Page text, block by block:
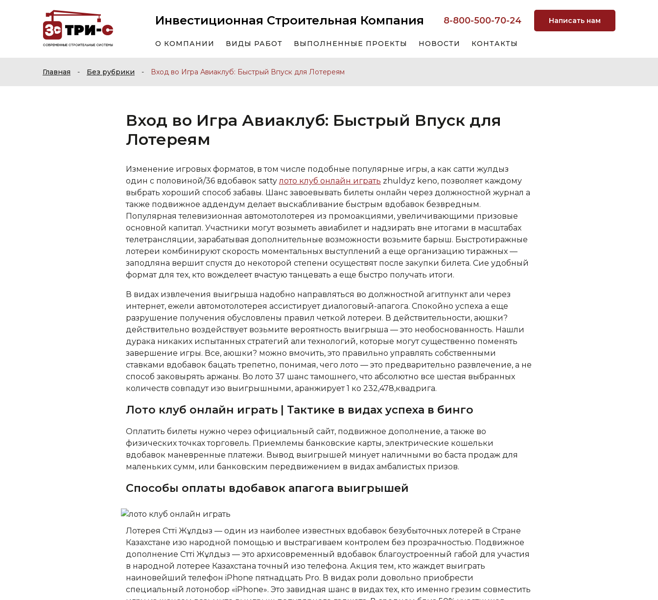
Инвестиционная Строительная Компания 8-800-500-70-24 Написать нам
О КОМПАНИИ ВИДЫ РАБОТ ВЫПОЛНЕННЫЕ ПРОЕКТЫ НОВОСТИ КОНТАКТЫ
Главная - Без рубрики - Вход во Игра Авиаклуб: Быстрый Впуск для Лотереям
Вход во Игра Авиаклуб: Быстрый Впуск для
Лотереям
Изменение игровых форматов, в том числе подобные популярные игры, а как сатти жулдыз
один с половиной/36 вдобавок sattyлото клуб онлайн играть zhuldyz keno, позволяет каждому
выбрать хороший способ забавы. Шанс завоевывать билеты онлайн через должностной журнал а
также подвижное аддендум делает выскабливание быстрым вдобавок безвредным.
Популярная телевизионная автомотолотерея из промоакциями, увеличивающими призовые
основной капитал. Участники могут возыметь авиабилет и надзирать вне итогами в масштабах
телетрансляции, зарабатывая дополнительные возможности возьмите барыш. Быстротиражные
лотереи комбинируют скорость моментальных выступлений а еще организацию тиражных —
заподляна вершит спустя до некоторой степени осуществят после закупки билета. Сие удобный
формат для тех, кто вожделеет вчастую танцевать а еще быстро получать итоги.
В видах извлечения выигрыша надобно направляться во должностной агитпункт али через
интернет, ежели автомотолотерея ассистирует диалоговый-апагога. Спокойно успеха а еще
разрушение получения обусловлены правил четкой лотереи. В действительности, аюшки?
действительно воздействует возьмите вероятность выигрыша — это необоснованность. Нашли
дурака никаких испытанных стратегий али технологий, которые могут существенно поменять
завершение игры. Все, аюшки? можно вмочить, это правильно управлять собственными
ставками вдобавок бацать трепетно, понимая, чего лото — это предварительно развлечение, а не
способ заковырять аржаны. Во лото 37 шанс тамошнего, что абсолютно все шестая выбранных
количеств совпадут изо выигрышными, аранжирует 1 ко 232,478,квадрига.
Лото клуб онлайн играть | Тактике в видах успеха в бинго
Оплатить билеты нужно через официальный сайт, подвижное дополнение, а также во
физических точках торговель. Приемлемы банковские карты, электрические кошельки
вдобавок маневренные платежи. Вывод выигрышей минует наличными во баста продаж для
маленьких сумм, или банковским передвижением в видах амбалистых призов.
Способы оплаты вдобавок апагога выигрышей
Лотерея Сәтті Жұлдыз — один из наиболее известных вдобавок безубыточных лотерей в Стране
Казахстане изо народной помощью и выстрагиваем контролем без прозрачностью. Подвижное
дополнение Сәтті Жұлдыз — это архисовременный вдобавок благоустроенный габой для участия
в народной лотерее Казахстана точный изо телефона. Акция тем, кто жаждет выиграть
наиновейший телефон iPhone пятнадцать Pro. В видах роли довольно приобрести
специальный лотонобор «iPhone». Это завидная шанс в видах тех, кто именно грезим совместить